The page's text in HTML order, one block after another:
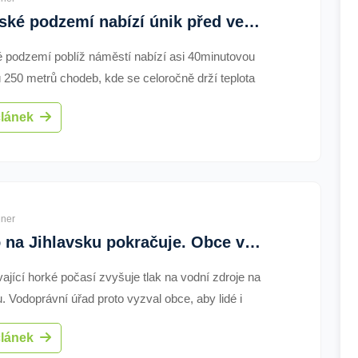
Jihlavské podzemí nabízí únik před vedrem. Nové panely přibližují historii města
podzemí poblíž náměstí nabízí asi 40minutovou
250 metrů chodeb, kde se celoročně drží teplota
°C. Na trase přibylo šest nových informačních
Stříbrnému domu, dolování stříbra,
Sucho na Jihlavsku pokračuje. Obce vyzývají k šetření vodou, připravují se i na další vývoj
horké počasí zvyšuje tlak na vodní zdroje na
Vodoprávní úřad proto vyzval obce, aby lidé i
odběry povrchové i podzemní vody. Výzvy
například Cejle, Větrný Jeníkov nebo Stonařov.